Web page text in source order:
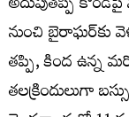
నుంచి బైరాఘ‌ర్‌కు
తప్పి, కింద ఉన్న
తలక్రిందులుగా